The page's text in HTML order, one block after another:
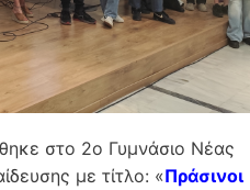
στο 2ο Γυμνάσιο Νέας
με τίτλο: «Πράσινοι